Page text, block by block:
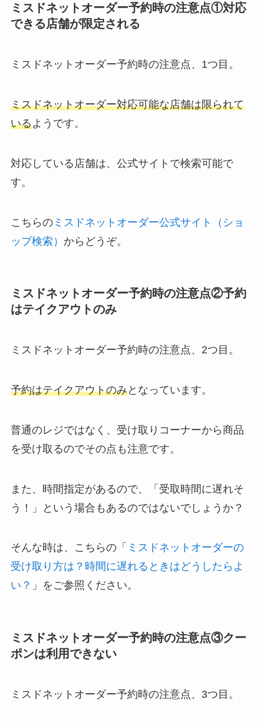
ミスドネットオーダー予約時の注意点①対応
できる店舗が限定される
ミスドネットオーダー予約時の注意点、1つ目。
ミスドネットオーダー対応可能な店舗は限られて
いるようです。
対応している店舗は、公式サイトで検索可能で
す。
こちらのミスドネットオーダー公式サイト（ショ
ップ検索） からどうぞ。
ミスドネットオーダー予約時の注意点②予約
はテイクアウトのみ
ミスドネットオーダー予約時の注意点、2つ目。
予約はテイクアウトのみとなっています。
普通のレジではなく、受け取りコーナーから商品
を受け取るのでその点も注意です。
また、時間指定があるので、「受取時間に遅れそ
う！」という場合もあるのではないでしょうか？
そんな時は、こちらの「 ミスドネットオーダーの
受け取り方は？時間に遅れるときはどうしたらよ
い？ 」をご参照ください。
ミスドネットオーダー予約時の注意点③クー
ポンは利用できない
ミスドネットオーダー予約時の注意点、3つ目。